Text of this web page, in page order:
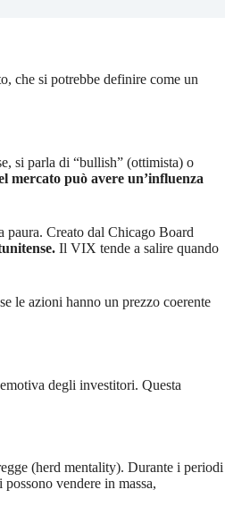
che si potrebbe definire come un
si parla di “bullish” (ottimista) o
mercato può avere un’influenza
paura. Creato dal Chicago Board
Il VIX tende a salire quando
le azioni hanno un prezzo coerente
degli investitori. Questa
(herd mentality). Durante i periodi
vendere in massa,